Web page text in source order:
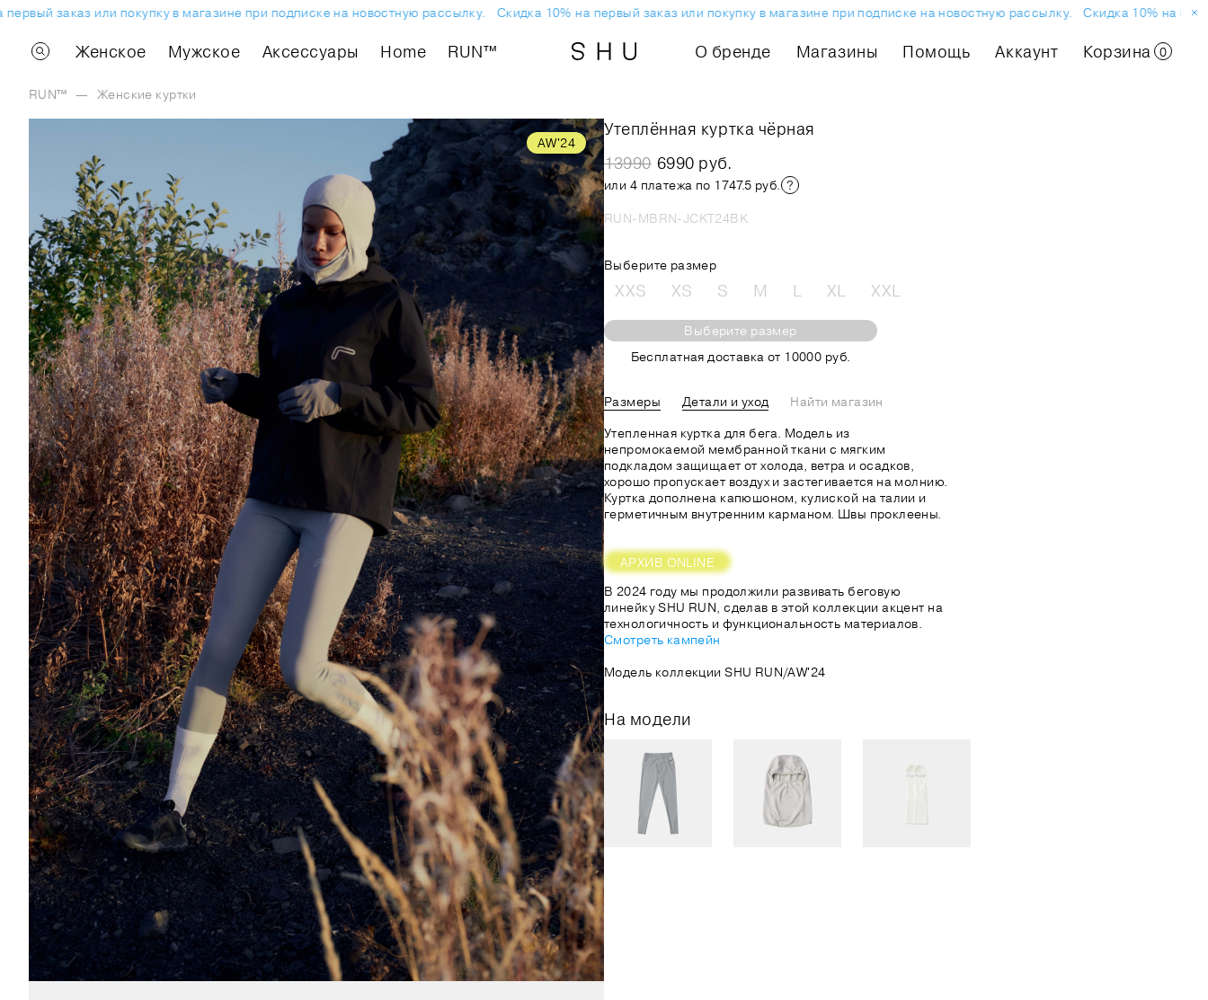
заказ или покупку в магазине при подписке на новостную рассылку. Скидка 10% на первый заказ или покупку в магазине при подписке на новостную рассылку. Скидка 10% на
Женское Мужское Аксессуары Home RUN™ О бренде Магазины Помощь Аккаунт Корзина 0
RUN™ — Женские куртки
AW'24
Утеплённая куртка чёрная
13990 6990 руб.
или 4 платежа по 1747.5 руб.
RUN-MBRN-JCKT24BK
Выберите размер
XXS XS S M L XL XXL
Выберите размер
Бесплатная доставка от 10000 руб.
Размеры Детали и уход
Найти магазин
Утепленная куртка для бега. Модель из
непромокаемой мембранной ткани с мягким
подкладом защищает от холода, ветра и осадков,
хорошо пропускает воздух и застегивается на молнию.
Куртка дополнена капюшоном, кулиской на талии и
герметичным внутренним карманом. Швы проклеены.
АРХИВ ONLINE
В 2024 году мы продолжили развивать беговую
линейку SHU RUN, сделав в этой коллекции акцент на
технологичность и функциональность материалов.
Смотреть кампейн
Модель коллекции SHU RUN/AW'24
На модели